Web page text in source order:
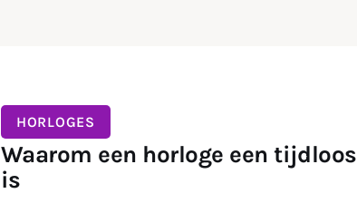
HORLOGES
Waarom een horloge een
is